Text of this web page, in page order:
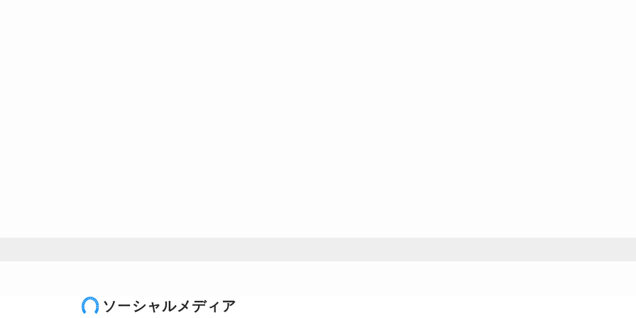
ソーシャルメディア